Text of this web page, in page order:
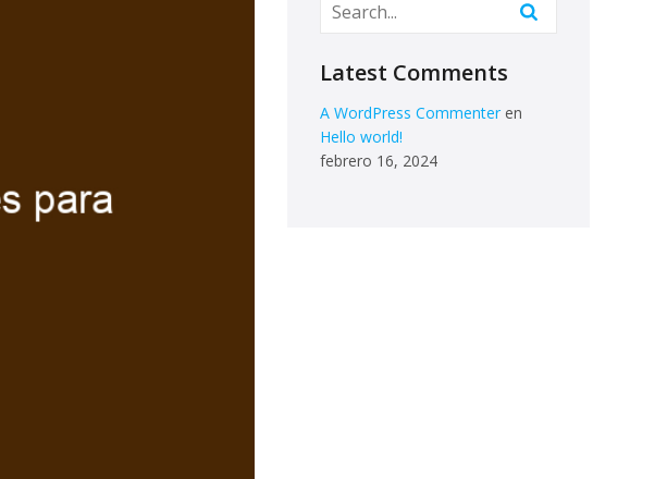
Latest Comments
A WordPress Commenter en
Hello world!
febrero 16, 2024